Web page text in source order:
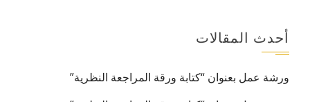
أحدث المقالات
ورشة عمل بعنوان “كتابة ورقة المراجعة النظرية”